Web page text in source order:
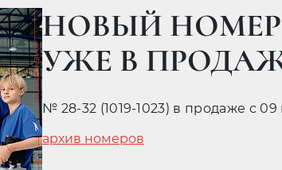
НОВЫЙ НОМЕР
УЖЕ В
№ 28-32 (1019-1023) в продаже с
архив номеров